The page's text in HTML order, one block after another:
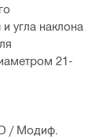
угла наклона
21-
/ Модиф.